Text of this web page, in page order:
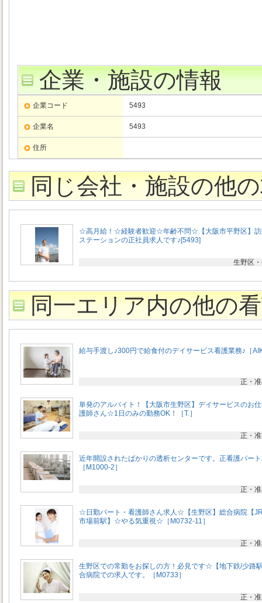
企業・施設の情報
企業コード 5493
企業名 5493
住所
同じ会社・施設の他
☆高月給！☆経験者歓迎☆年齢不問☆【大阪市平野区】訪
ステーションの正社員求人です♪[5493]
生野区
同一エリア内の他の
給与手渡し♪300円で給食付のデイサービス看護業務♪［
正・
単発のアルバイト！【大阪市生野区】デイサービスのお
護師さん☆1日のみの勤務OK！［T.］
正・
近年開設されたばかりの透析センターです。正看護パー
［M1000-2］
正・
☆日勤パート・看護師さん求人☆【生野区】総合病院【
市場前駅】☆やる気重視☆［M0732-11］
正・
生野区での常勤をお探しの方！必見です☆【地下鉄/少路
合病院での求人です。［M0733］
正・